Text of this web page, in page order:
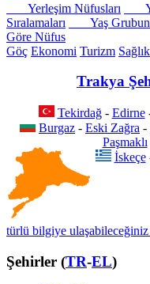
Yerleşim Nüfusları
Sıralamaları
Yaş
Göre Nüfus
Göç Ekonomi Turizm Sağlık
Trakya
Tekirdağ- Edirne
Burgaz - Eski Zağra -
Paşmaklı
İskeçe
türlü bilgiye
Şehirler (TR-EL)